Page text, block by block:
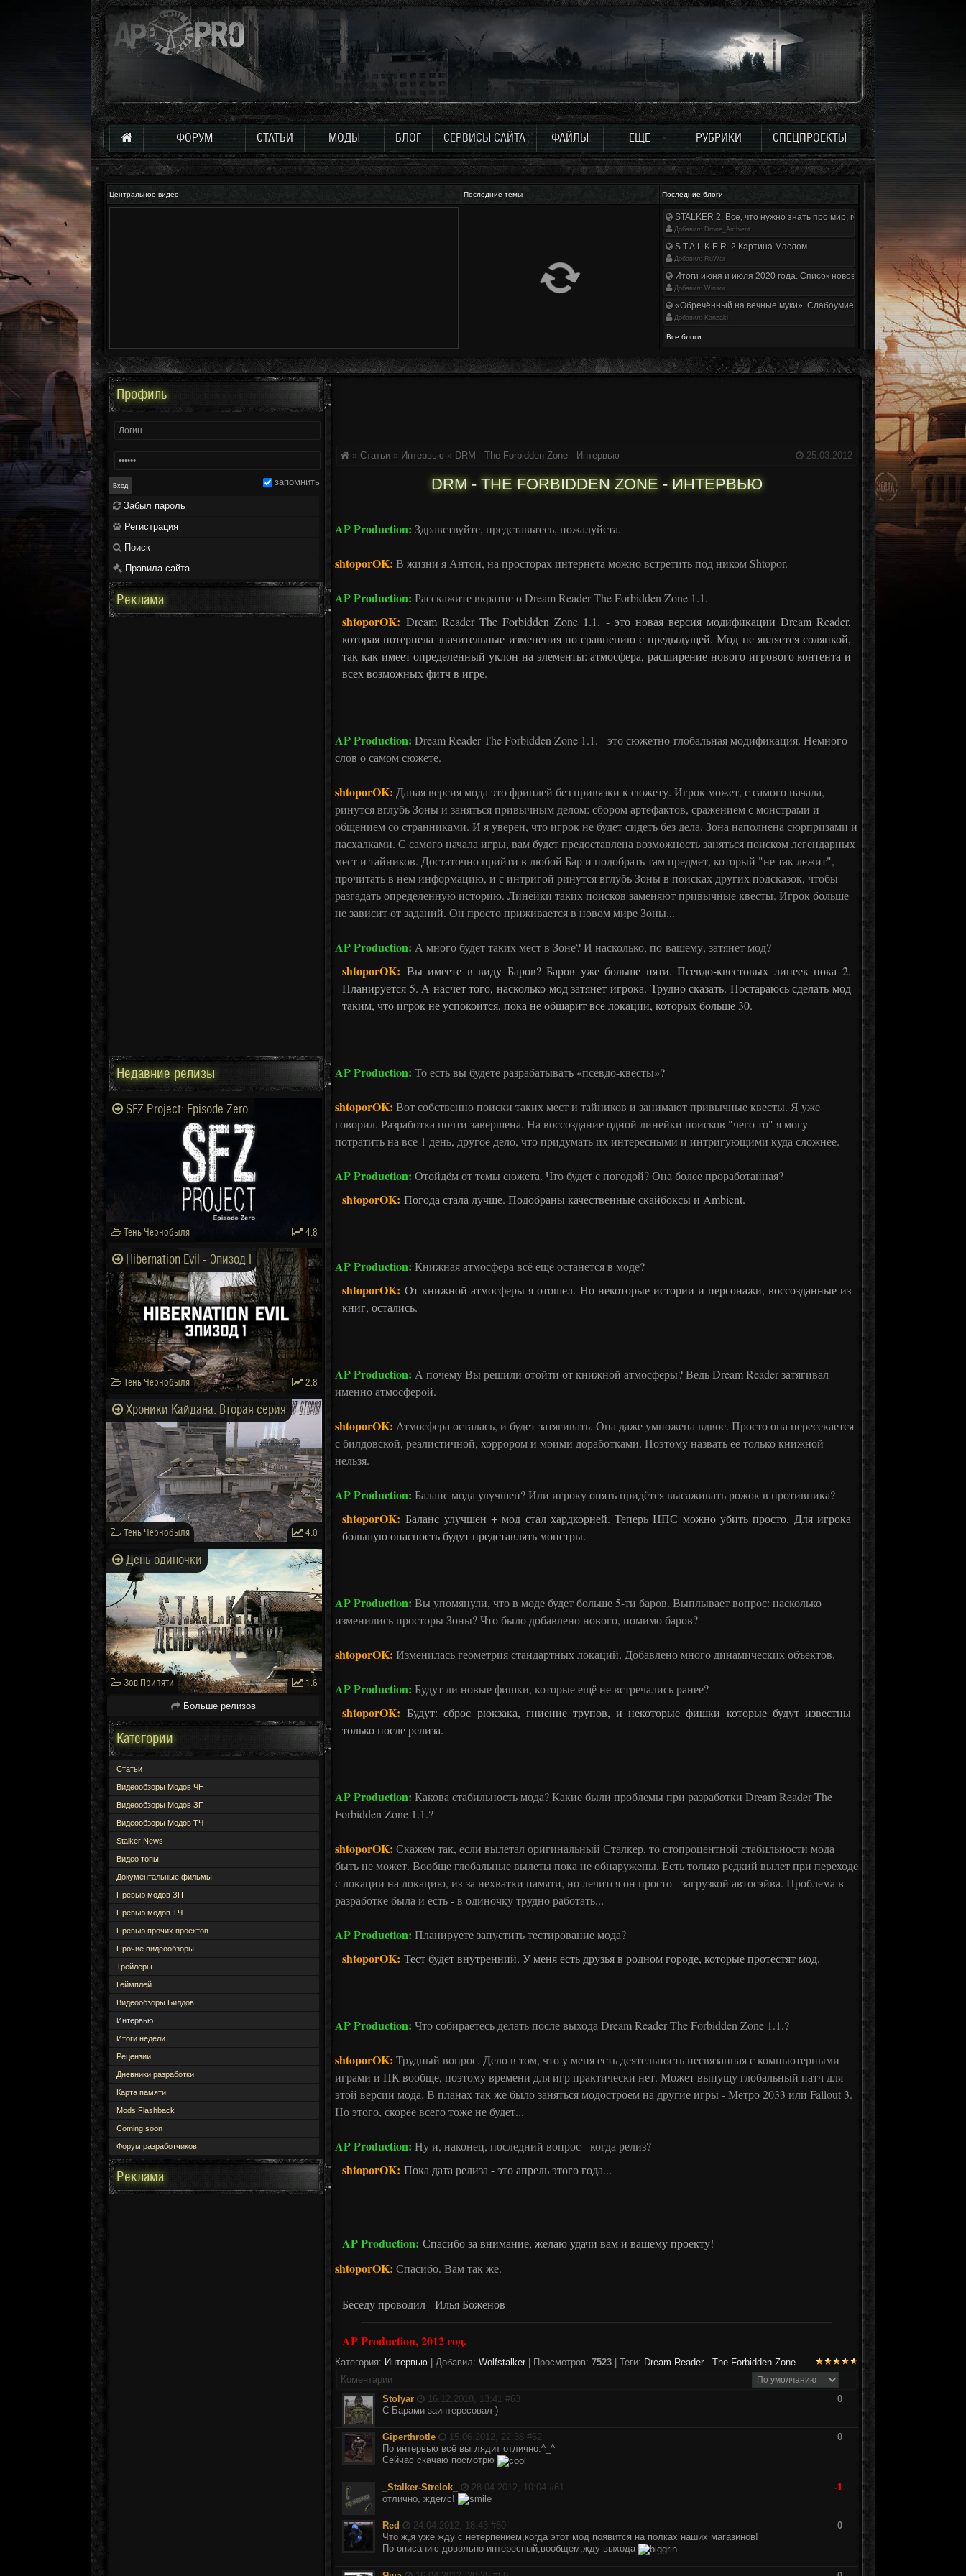
ФОРУМ СТАТЬИ МОДЫ БЛОГ СЕРВИСЫ САЙТА ФАЙЛЫ ЕЩЕ РУБРИКИ СПЕЦПРОЕКТЫ
Центральное видео Последние темы Последние блоги
STALKER 2. Все, что нужно знать про мир, геймплей и сюжет | Разбор
Добавил: Drone_Ambient
S.T.A.L.K.E.R. 2 Картина Маслом
Добавил: RuWar
Итоги июня и июля 2020 года. Список нововведений
Добавил: Winsor
«Обречённый на вечные муки». Слабоумие и отвага
Добавил: Kanzaki
Все блоги
25.03.2012
» Статьи » Интервью » DRM - The Forbidden Zone - Интервью
DRM - THE FORBIDDEN ZONE - ИНТЕРВЬЮ
AP Production: Здравствуйте, представьтесь, пожалуйста.
shtoporOK: В жизни я Антон, на просторах интернета можно встретить под ником Shtopor.
AP Production: Расскажите вкратце о Dream Reader The Forbidden Zone 1.1.
shtoporOK: Dream Reader The Forbidden Zone 1.1. - это новая версия модификации Dream Reader,
которая потерпела значительные изменения по сравнению с предыдущей. Мод не является солянкой,
так как имеет определенный уклон на элементы: атмосфера, расширение нового игрового контента и
всех возможных фитч в игре.
AP Production: Dream Reader The Forbidden Zone 1.1. - это сюжетно-глобальная модификация. Немного
слов о самом сюжете.
shtoporOK: Даная версия мода это фриплей без привязки к сюжету. Игрок может, с самого начала,
ринутся вглубь Зоны и заняться привычным делом: сбором артефактов, сражением с монстрами и
общением со странниками. И я уверен, что игрок не будет сидеть без дела. Зона наполнена сюрпризами и
пасхалками. С самого начала игры, вам будет предоставлена возможность заняться поиском легендарных
мест и тайников. Достаточно прийти в любой Бар и подобрать там предмет, который "не так лежит",
прочитать в нем информацию, и с интригой ринутся вглубь Зоны в поисках других подсказок, чтобы
разгадать определенную историю. Линейки таких поисков заменяют привычные квесты. Игрок больше
не зависит от заданий. Он просто приживается в новом мире Зоны...
AP Production: А много будет таких мест в Зоне? И насколько, по-вашему, затянет мод?
shtoporOK: Вы имеете в виду Баров? Баров уже больше пяти. Псевдо-квестовых линеек пока 2.
Планируется 5. А насчет того, насколько мод затянет игрока. Трудно сказать. Постараюсь сделать мод
таким, что игрок не успокоится, пока не обшарит все локации, которых больше 30.
AP Production: То есть вы будете разрабатывать «псевдо-квесты»?
shtoporOK: Вот собственно поиски таких мест и тайников и занимают привычные квесты. Я уже
говорил. Разработка почти завершена. На воссоздание одной линейки поисков "чего то" я могу
потратить на все 1 день, другое дело, что придумать их интересными и интригующими куда сложнее.
AP Production: Отойдём от темы сюжета. Что будет с погодой? Она более проработанная?
shtoporOK: Погода стала лучше. Подобраны качественные скайбоксы и Ambient.
AP Production: Книжная атмосфера всё ещё останется в моде?
shtoporOK: От книжной атмосферы я отошел. Но некоторые истории и персонажи, воссозданные из
книг, остались.
AP Production: А почему Вы решили отойти от книжной атмосферы? Ведь Dream Reader затягивал
именно атмосферой.
shtoporOK: Атмосфера осталась, и будет затягивать. Она даже умножена вдвое. Просто она пересекается
с билдовской, реалистичной, хоррором и моими доработками. Поэтому назвать ее только книжной
нельзя.
AP Production: Баланс мода улучшен? Или игроку опять придётся высаживать рожок в противника?
shtoporOK: Баланс улучшен + мод стал хардкорней. Теперь НПС можно убить просто. Для игрока
большую опасность будут представлять монстры.
AP Production: Вы упомянули, что в моде будет больше 5-ти баров. Выплывает вопрос: насколько
изменились просторы Зоны? Что было добавлено нового, помимо баров?
shtoporOK: Изменилась геометрия стандартных локаций. Добавлено много динамических объектов.
AP Production: Будут ли новые фишки, которые ещё не встречались ранее?
shtoporOK: Будут: сброс рюкзака, гниение трупов, и некоторые фишки которые будут известны
только после релиза.
AP Production: Какова стабильность мода? Какие были проблемы при разработки Dream Reader The
Forbidden Zone 1.1.?
shtoporOK: Скажем так, если вылетал оригинальный Сталкер, то стопроцентной стабильности мода
быть не может. Вообще глобальные вылеты пока не обнаружены. Есть только редкий вылет при переходе
с локации на локацию, из-за нехватки памяти, но лечится он просто - загрузкой автосэйва. Проблема в
разработке была и есть - в одиночку трудно работать...
AP Production: Планируете запустить тестирование мода?
shtoporOK: Тест будет внутренний. У меня есть друзья в родном городе, которые протестят мод.
AP Production: Что собираетесь делать после выхода Dream Reader The Forbidden Zone 1.1.?
shtoporOK: Трудный вопрос. Дело в том, что у меня есть деятельность несвязанная с компьютерными
играми и ПК вообще, поэтому времени для игр практически нет. Может выпущу глобальный патч для
этой версии мода. В планах так же было заняться модостроем на другие игры - Метро 2033 или Fallout 3.
Но этого, скорее всего тоже не будет...
AP Production: Ну и, наконец, последний вопрос - когда релиз?
shtoporOK: Пока дата релиза - это апрель этого года...
AP Production: Спасибо за внимание, желаю удачи вам и вашему проекту!
shtoporOK: Спасибо. Вам так же.
Беседу проводил - Илья Боженов
AP Production, 2012 год.
Категория: Интервью | Добавил: Wolfstalker | Просмотров: 7523 | Теги: Dream Reader - The Forbidden Zone
Коментарии
Stolyar
16.12.2018, 13:41 #63
0
С Барами заинтересовал )
Giperthrotle 15.06.2012, 22:38 #62
0
По интервью всё выглядит отлично.^_^
Сейчас скачаю посмотрю
_Stalker-Strelok_ 28.04.2012, 10:04 #61
-1
отлично, ждемс!
Red 24.04.2012, 18:43 #60
0
Что ж,я уже жду с нетерпением,когда этот мод появится на полках наших магазинов!
По описанию довольно интересный,вообщем,жду выхода
Профиль
запомнить
Забыл пароль
Регистрация
Поиск
Правила сайта
Реклама
Недавние релизы
SFZ Project: Episode Zero
Тень Чернобыля 4.8
Hibernation Evil - Эпизод I
Тень Чернобыля 2.8
Хроники Кайдана. Вторая серия
Тень Чернобыля 4.0
День одиночки
Зов Припяти 1.6
Больше релизов
Категории
Статьи
Видеообзоры Модов ЧН
Видеообзоры Модов ЗП
Видеообзоры Модов ТЧ
Stalker News
Видео топы
Документальные фильмы
Превью модов ЗП
Превью модов ТЧ
Превью прочих проектов
Прочие видеообзоры
Трейлеры
Геймплей
Видеообзоры Билдов
Интервью
Итоги недели
Рецензии
Дневники разработки
Карта памяти
Mods Flashback
Coming soon
Форум разработчиков
Реклама